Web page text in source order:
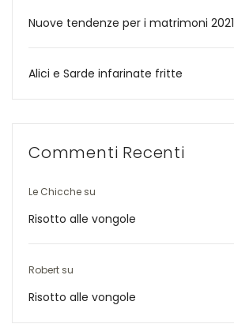
Nuove tendenze per i matrimoni 2021
Alici e Sarde infarinate fritte
Commenti Recenti
Le Chicche su
Risotto alle vongole
Robert su
Risotto alle vongole